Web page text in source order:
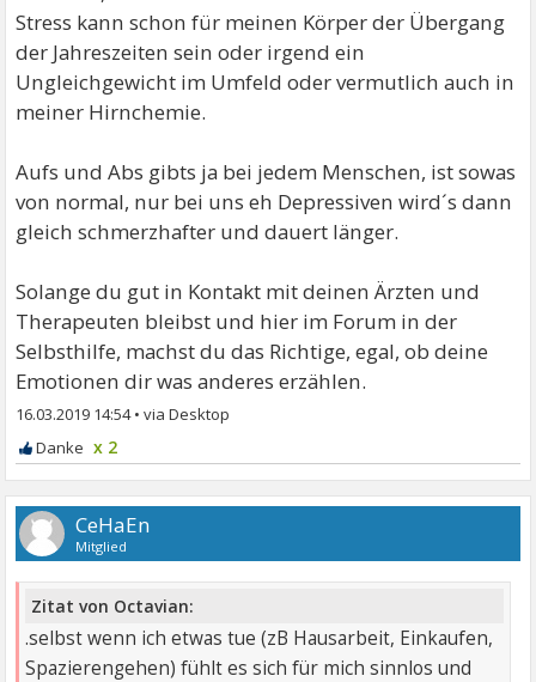
Stress kann schon für meinen Körper der Übergang
der Jahreszeiten sein oder irgend ein
Ungleichgewicht im Umfeld oder vermutlich auch in
meiner Hirnchemie.
Aufs und Abs gibts ja bei jedem Menschen, ist sowas
von normal, nur bei uns eh Depressiven wird´s dann
gleich schmerzhafter und dauert länger.
Solange du gut in Kontakt mit deinen Ärzten und
Therapeuten bleibst und hier im Forum in der
Selbsthilfe, machst du das Richtige, egal, ob deine
Emotionen dir was anderes erzählen.
16.03.2019 14:54•
x 2
CeHaEn
Mitglied
Zitat von Octavian:
.selbst wenn ich etwas tue (zB Hausarbeit, Einkaufen,
Spazierengehen) fühlt es sich für mich sinnlos und